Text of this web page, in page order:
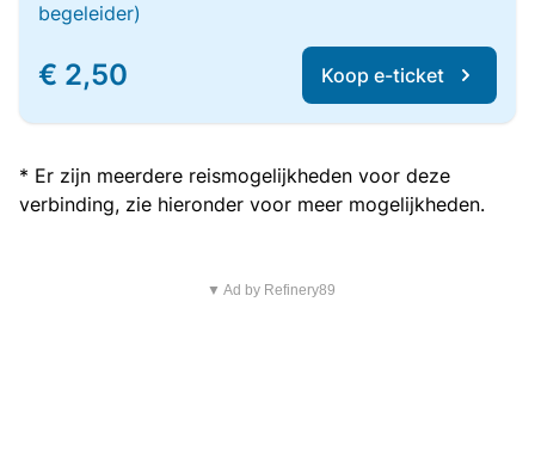
begeleider)
€ 2,50 Koop e-ticket
* Er zijn meerdere reismogelijkheden voor deze
verbinding, zie hieronder voor meer mogelijkheden.
▼ Ad by Refinery89